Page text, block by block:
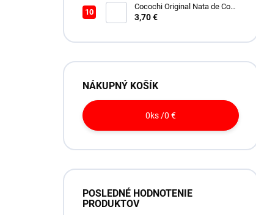
Cocochi Original Nata de Coco
450ml
3,70 €
NÁKUPNÝ KOŠÍK
0ks /0 €
POSLEDNÉ HODNOTENIE
PRODUKTOV